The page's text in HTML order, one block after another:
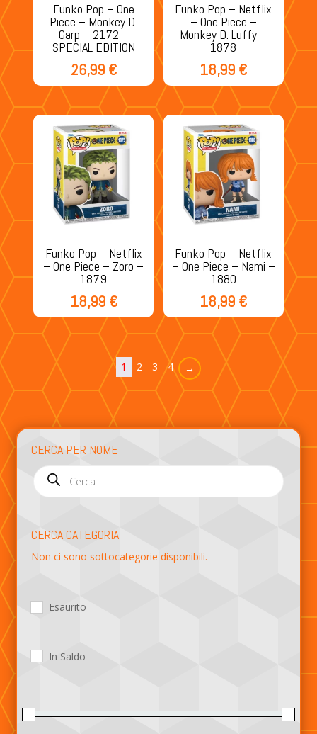
Funko Pop – One
Piece – Monkey D.
Garp – 2172 –
SPECIAL EDITION
26,99 €
Funko Pop – Netflix
– One Piece –
Monkey D. Luffy –
1878
18,99 €
Funko Pop – Netflix
– One Piece – Zoro –
1879
18,99 €
Funko Pop – Netflix
– One Piece – Nami –
1880
18,99 €
1 2 3 4 →
CERCA PER NOME
Products
search
CERCA CATEGORIA
Non ci sono sottocategorie disponibili.
Esaurito
In Saldo